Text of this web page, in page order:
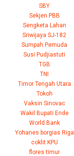
SBY
Sekjen PBB
Sengketa Lahan
Sriwijaya SJ-182
Sumpah Pemuda
Susi Pudjiastuti
TGB
TNI
Timor Tengah Utara
Tokoh
Vaksin Sinovac
Wakil Bupati Ende
World Bank
Yohanes borgias Riga
coklit KPU
flores timur